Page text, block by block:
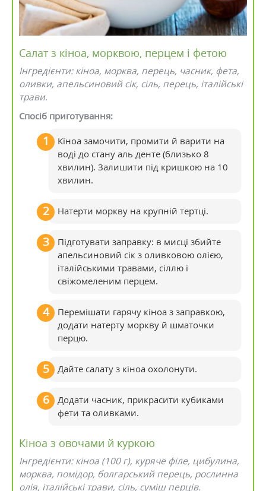
Салат з кіноа, морквою, перцем і фетою
Інгредієнти: кіноа, морква, перець, часник, фета,
оливки, апельсиновий сік, сіль, перець, італійські
трави.
Спосіб приготування:
Кіноа замочити, промити й варити на
воді до стану аль денте (близько 8
хвилин). Залишити під кришкою на 10
хвилин.
Натерти моркву на крупній тертці.
Підготувати заправку: в мисці збийте
апельсиновий сік з оливковою олією,
італійськими травами, сіллю і
свіжомеленим перцем.
Перемішати гарячу кіноа з заправкою,
додати натерту моркву й шматочки
перцю.
Дайте салату з кіноа охолонути.
Додати часник, прикрасити кубиками
фети та оливками.
Кіноа з овочами й куркою
Інгредієнти: кіноа (100 г), куряче філе, цибулина,
морква, помідор, болгарський перець, рослинна
олія, італійські трави, сіль, суміш перців.